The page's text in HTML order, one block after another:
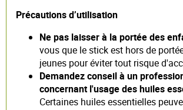
Précautions d’utilisation
Ne pas laisser à la portée des
vous que le stick est hors de
jeunes pour éviter tout risque
Demandez conseil à un
concernant l'usage des huiles
Certaines huiles essentielles